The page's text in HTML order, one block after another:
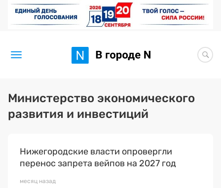
Новости
Статьи
BORЩ
Министерство экономического
развития и инвестиций
Нижегородские власти опровергли
перенос запрета вейпов на 2027 год
месяц назад